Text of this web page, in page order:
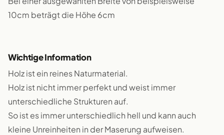
10cm beträgt die Höhe 6cm
Wichtige Information
Holz ist ein reines Naturmaterial.
Holz ist nicht immer perfekt und weist immer
unterschiedliche Strukturen auf.
So ist es immer unterschiedlich hell und kann auch
kleine Unreinheiten in der Maserung aufweisen.